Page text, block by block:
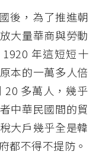
後，為了推進朝
大量華商與勞動
年這短短十
本的一萬多人倍
20 多萬人，幾乎
中華民國間的貿
大戶幾乎全是韓
都不得不提防。